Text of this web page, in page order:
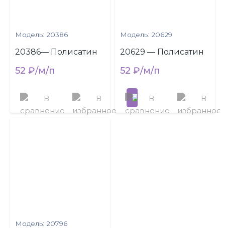
Модель: 20386
20386— Полисатин
52 ₽/м/п
Модель: 20629
20629 — Полисатин
52 ₽/м/п
Модель: 20796